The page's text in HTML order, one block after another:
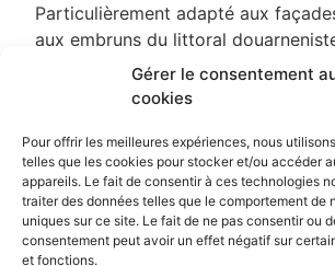
Gérer le consentement
cookies
Pour offrir les meilleures expériences, nous
telles que les cookies pour stocker et/ou accéder
appareils. Le fait de consentir à ces technologies
traiter des données telles que le comportement de
uniques sur ce site. Le fait de ne pas consentir ou
consentement peut avoir un effet négatif sur
et fonctions.
Particulièrement adapté aux
aux embruns du littoral
Fenêtre bois :charme naturel et
thermiques élevées. Idéale pour les
caractère.
Fenêtre mixte bois-alu :le charme
l’intérieur et la robustesse de
l’extérieur.